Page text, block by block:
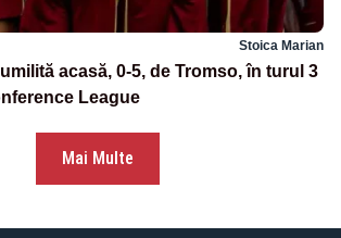
Stoica Marian
acasă, 0-5, de Tromso, în turul 3
League
Mai Multe